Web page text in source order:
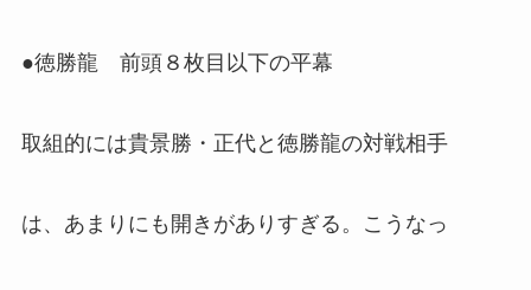
●徳勝龍 前頭８枚目以下の平幕
取組的には貴景勝・正代と徳勝龍の対戦相手
は、あまりにも開きがありすぎる。こうなっ